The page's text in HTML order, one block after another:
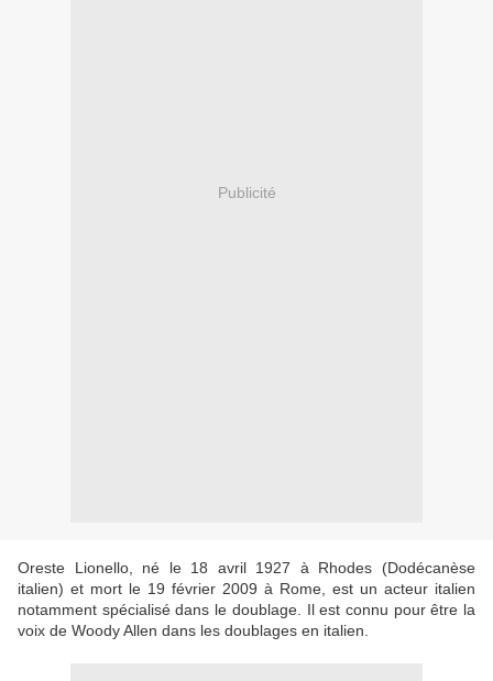
Publicité
Oreste Lionello, né le 18 avril 1927 à Rhodes (Dodécanèse
italien) et mort le 19 février 2009 à Rome, est un acteur italien
notamment spécialisé dans le doublage. Il est connu pour être la
voix de Woody Allen dans les doublages en italien.